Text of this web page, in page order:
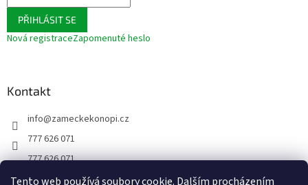
Tento web používá soubory cookie. Dalším procházením
PŘIHLÁSIT SE
Nová registraceZapomenuté heslo
Kontakt
info@zameckekonopi.cz
777 626 071
777 626 071
FACEBOOK